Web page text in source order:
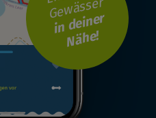
Gewässer
i
n
d
ei
n
er
N
ä
h
e!